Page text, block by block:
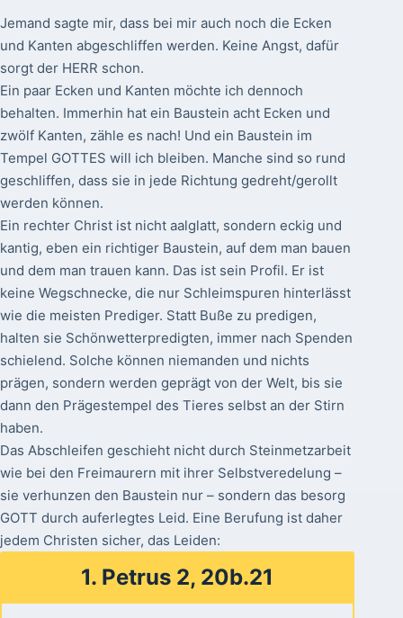
Jemand sagte mir, dass bei mir auch noch die Ecken
und Kanten abgeschliffen werden. Keine Angst, dafür
sorgt der HERR schon.
Ein paar Ecken und Kanten möchte ich dennoch
behalten. Immerhin hat ein Baustein acht Ecken und
zwölf Kanten, zähle es nach! Und ein Baustein im
Tempel GOTTES will ich bleiben. Manche sind so rund
geschliffen, dass sie in jede Richtung gedreht/gerollt
werden können.
Ein rechter Christ ist nicht aalglatt, sondern eckig und
kantig, eben ein richtiger Baustein, auf dem man bauen
und dem man trauen kann. Das ist sein Profil. Er ist
keine Wegschnecke, die nur Schleimspuren hinterlässt
wie die meisten Prediger. Statt Buße zu predigen,
halten sie Schönwetterpredigten, immer nach Spenden
schielend. Solche können niemanden und nichts
prägen, sondern werden geprägt von der Welt, bis sie
dann den Prägestempel des Tieres selbst an der Stirn
haben.
Das Abschleifen geschieht nicht durch Steinmetzarbeit
wie bei den Freimaurern mit ihrer Selbstveredelung –
sie verhunzen den Baustein nur – sondern das besorg
GOTT durch auferlegtes Leid. Eine Berufung ist daher
jedem Christen sicher, das Leiden:
1. Petrus 2, 20b.21